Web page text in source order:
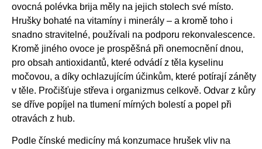
ovocná polévka brija měly na jejich stolech své místo.
Hrušky bohaté na vitamíny i minerály – a kromě toho i
snadno stravitelné, používali na podporu rekonvalescence.
Kromě jiného ovoce je prospěšná při onemocnění dnou,
pro obsah antioxidantů, které odvádí z těla kyselinu
močovou, a díky ochlazujícím účinkům, které potírají záněty
v těle. Pročišťuje střeva i organizmus celkově. Odvar z kůry
se dříve popíjel na tlumení mírných bolestí a popel při
otravách z hub.
Podle čínské medicíny má konzumace hrušek vliv na